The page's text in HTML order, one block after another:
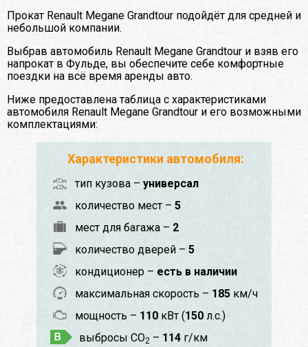
Прокат Renault Megane Grandtour подойдёт для средней и
небольшой компании.
Выбрав автомобиль Renault Megane Grandtour и взяв его
напрокат в Фульде, вы обеспечите себе комфортные
поездки на всё время аренды авто.
Ниже предоставлена таблица с характеристиками
автомобиля Renault Megane Grandtour и его возможными
комплектациями:
Характеристики автомобиля:
тип кузова – универсал
количество мест – 5
мест для багажа – 2
количество дверей – 5
кондиционер – есть в наличии
максимальная скорость – 185 км/ч
мощность – 110 кВт (150 л.с.)
выбросы CO2 – 114 г/км